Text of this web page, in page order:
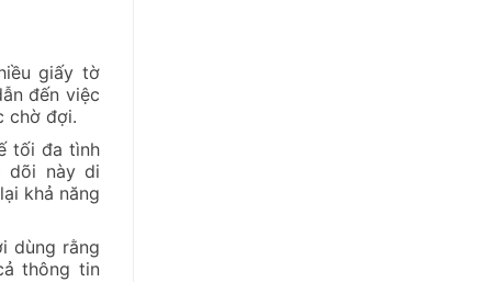
giấy tờ
đến việc
chờ đợi.
tối đa tình
dõi này di
khả năng
dùng rằng
thông tin